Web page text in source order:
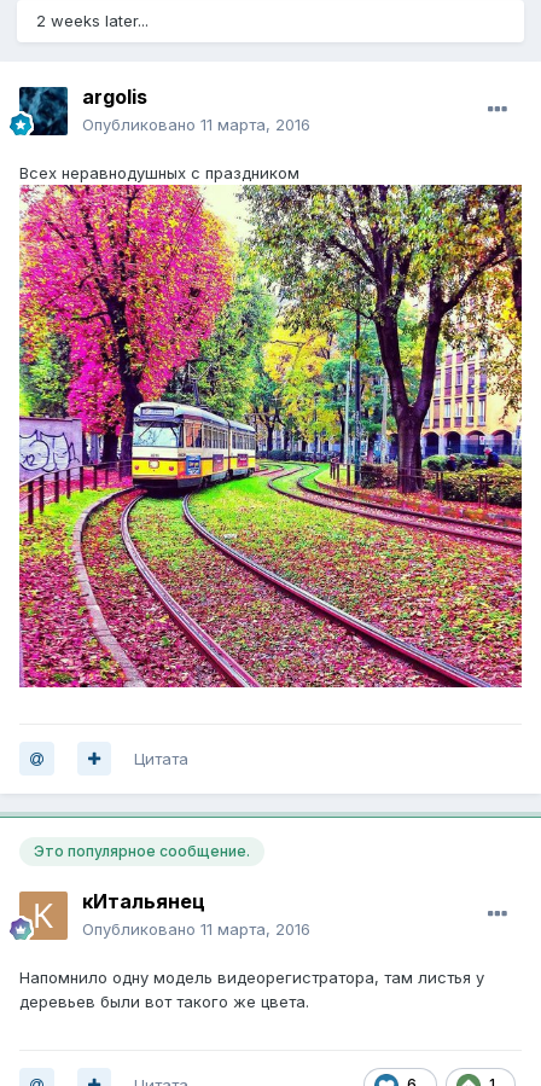
2 weeks later...
argolis
Опубликовано 11 марта, 2016
Всех неравнодушных с праздником
Цитата
Это популярное сообщение.
кИтальянец
Опубликовано 11 марта, 2016
Напомнило одну модель видеорегистратора, там листья у
деревьев были вот такого же цвета.